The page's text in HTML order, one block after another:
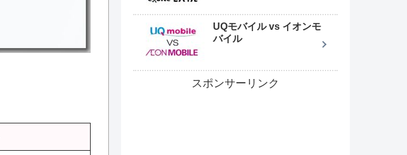
UQモバイル vs イオンモ
バイル
スポンサーリンク